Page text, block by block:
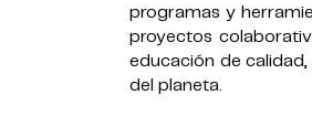
programas y
proyectos
educación de
del planeta.